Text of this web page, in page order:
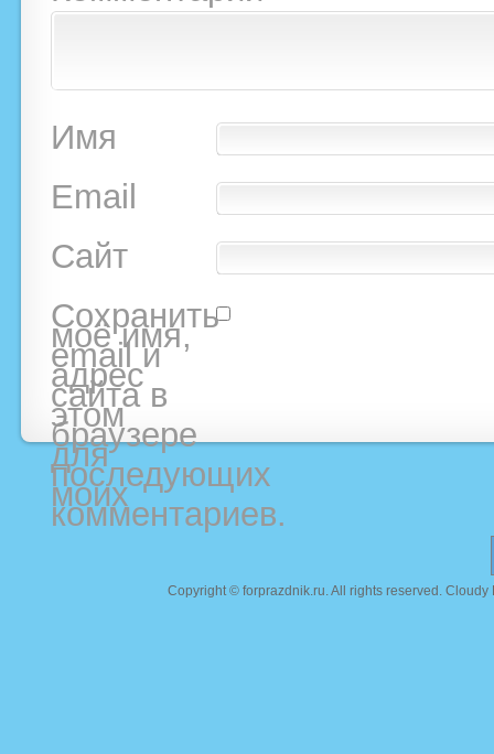
Имя
Email
Сайт
Сохранить
моё имя,
email и
адрес
сайта в
этом
браузере
для
последующих
моих
комментариев.
Copyright © forprazdnik.ru. All rights reserved.